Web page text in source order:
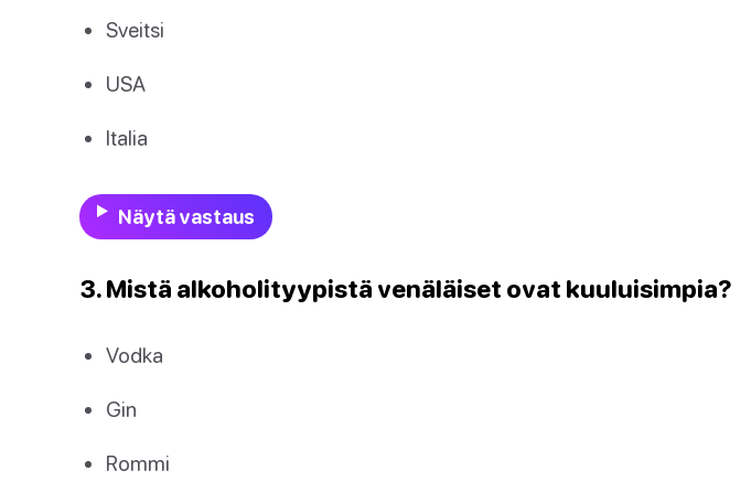
Sveitsi
USA
Italia
Näytä vastaus
3. Mistä alkoholityypistä venäläiset ovat kuuluisimpia?
Vodka
Gin
Rommi